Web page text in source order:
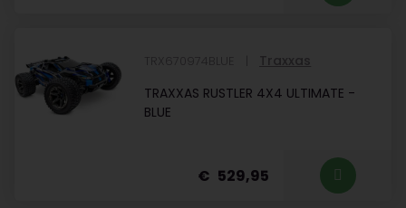
TRX670974BLUE
Traxxas
TRAXXAS RUSTLER 4X4 ULTIMATE -
BLUE
529,95